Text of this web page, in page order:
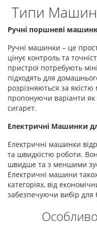
Типи
Ручні поршневі
Ручні машинки – це
цінує контроль та
пристрої потребують
підходять для
розрізняються за якістю
пропонуючи варіанти як
сигарет.
Електричні Машинки
Електричні машинки
та швидкістю роботи.
швидше та з меншими
Електричні машини
категоріях, від
забезпечуючи вибір для